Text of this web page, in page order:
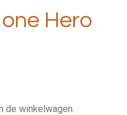
Hero
de winkelwagen.